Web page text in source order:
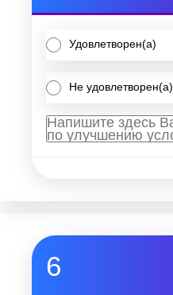
Удовлетворен(а)
Не удовлетворен(а)
6